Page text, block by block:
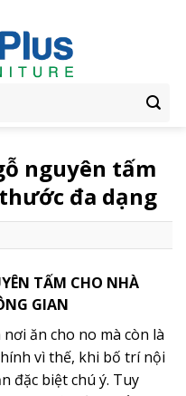
nguyên tấm
đa dạng
TẤM CHO NHÀ
GIAN
ăn cho no mà còn là
vì thế, khi bố trí nội
đặc biệt chú ý. Tuy